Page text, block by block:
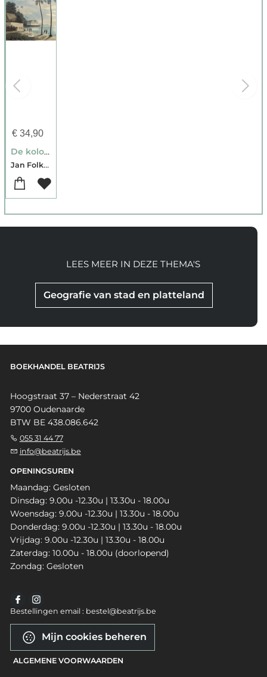
€34,90
De koloniale illusie
Jan Folkerts
Geografie van stad en platteland
LEES MEER IN DEZE THEMA'S
BOEKHANDEL BEATRIJS
Hoogstraat 37 – Nederstraat 42
9700 Oudenaarde
BTW BE 438.086.642
055 31 44 77
info@beatrijs.be
OPENINGSUREN
Maandag: Gesloten
Dinsdag: 9.00u -12.30u | 13.30u - 18.00u
Woensdag: 9.00u -12.30u | 13.30u - 18.00u
Donderdag: 9.00u -12.30u | 13.30u - 18.00u
Vrijdag: 9.00u -12.30u | 13.30u - 18.00u
Zaterdag: 10.00u - 18.00u (doorlopend)
Zondag: Gesloten
Bestellingen email : bestel@beatrijs.be
Mijn cookies beheren
ALGEMENE VOORWAARDEN